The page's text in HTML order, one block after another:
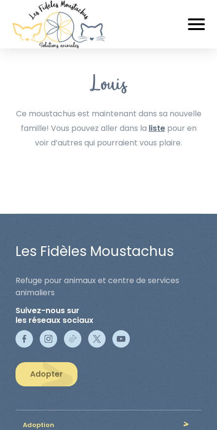
Louis
Ce moustachus est maintenant dans sa nouvelle
famille! Vous pouvez aller dans la listepour en
voir d’autres qui pourraient vous plaire.
Les Fidèles Moustachus
Refuge pour animaux et centre de services
animaliers
Suivez-nous sur
les réseaux sociaux
Adopter
Adoption